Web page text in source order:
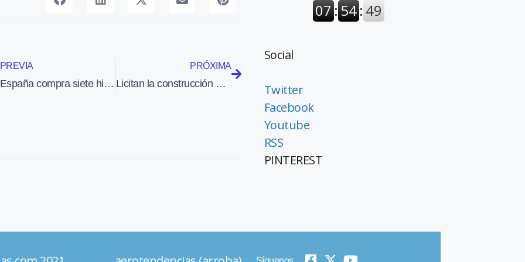
PREVIA
España compra siete hidroaviones De Havilland Canada DHC-515 para modernizar la flota de los populares ‘botijos’
PRÓXIMA
Licitan la construcción de un centro de formación y una residencia en el Aeropuerto de Lleida-Alguaire
Social
Twitter
Facebook
Youtube
RSS
PINTEREST